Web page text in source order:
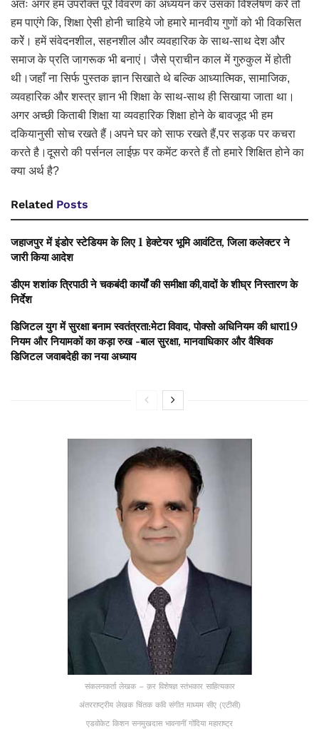
अतः अगर हम उपरोक्त पूरे विवरण का अध्ययन कर उसका विश्लेषण करें तो
हम पाएंगे कि, शिक्षा ऐसी होनी चाहिये जो हमारे मानवीय गुणों को भी विकसित
करेें। हमें संवेदनशील, सहनशील और व्यवहारिक के साथ-साथ देश और
समाज के प्रति जागरूक भी बनाएं। जैसे प्राचीन काल में गुरुकुल में होती
थी।जहाँ ना सिर्फ पुस्तक ज्ञान सिखाते थे बल्कि आध्यात्मिक, सामाजिक,
व्यवहारिक और शस्त्र ज्ञान भी शिक्षा के साथ-साथ ही सिखाया जाता था।
अगर अच्छी किताबी शिक्षा या व्यवहारिक शिक्षा होने के बावजूद भी हम
दकियानुसी सोच रखते हैं।अपने घर को साफ रखते हैं,पर सड़क पर कचरा
करते है।दूसरो की पर्सनल लाईफ़ पर कमेंट करते हैं तो हमारे शिक्षित होने का
क्या अर्थ है?
Related Posts
जहाजपुर में इंडोर स्टेडियम के लिए 1 हेक्टेयर भूमि आवंटित, जिला कलेक्टर ने
जारी किया आदेश
डीएम शशांक त्रिपाठी ने चकबंदी कार्यों की समीक्षा की,वादों के शीघ्र निस्तारण के
निर्देश
डिजिटल युग में सुरक्षा बनाम स्वतंत्रता:मेटा विवाद, पोक्सो अधिनियम की धारा19
नियम और नियामकों का कड़ा रुख -बाल सुरक्षा, मानवाधिकार और वैश्विक
डिजिटल जवाबदेही का नया अध्याय
संकलनकर्ता लेखक – क़र विशेषज्ञ स्तंभकार साहित्यकार
अंतरराष्ट्रीय लेखक चिंतक कवि संगीत माध्यम सीए (एटीसी)
एडवोकेट किशन सनमुखदास भावनानीं गोंदिया महाराष्ट्र